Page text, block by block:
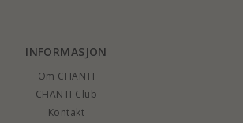
INFORMASJON
Om CHANTI
CHANTI Club
Kontakt